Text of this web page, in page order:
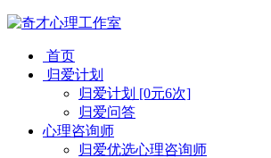
首页
归爱计划
归爱计划 [0元6次]
归爱问答
心理咨询师
归爱优选心理咨询师